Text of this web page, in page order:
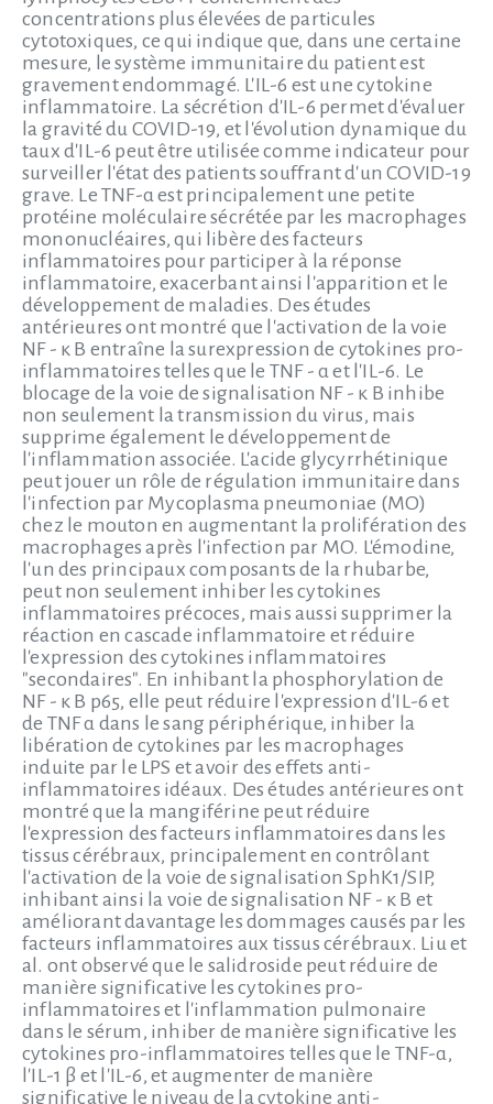
concentrations plus élevées de particules
cytotoxiques, ce qui indique que, dans une certaine
mesure, le système immunitaire du patient est
gravement endommagé. L'IL-6 est une cytokine
inflammatoire. La sécrétion d'IL-6 permet d'évaluer
la gravité du COVID-19, et l'évolution dynamique du
taux d'IL-6 peut être utilisée comme indicateur pour
surveiller l'état des patients souffrant d'un COVID-19
grave. Le TNF-α est principalement une petite
protéine moléculaire sécrétée par les macrophages
mononucléaires, qui libère des facteurs
inflammatoires pour participer à la réponse
inflammatoire, exacerbant ainsi l'apparition et le
développement de maladies. Des études
antérieures ont montré que l'activation de la voie
NF - κ B entraîne la surexpression de cytokines pro-
inflammatoires telles que le TNF - α et l'IL-6. Le
blocage de la voie de signalisation NF - κ B inhibe
non seulement la transmission du virus, mais
supprime également le développement de
l'inflammation associée. L'acide glycyrrhétinique
peut jouer un rôle de régulation immunitaire dans
l'infection par Mycoplasma pneumoniae (MO)
chez le mouton en augmentant la prolifération des
macrophages après l'infection par MO. L'émodine,
l'un des principaux composants de la rhubarbe,
peut non seulement inhiber les cytokines
inflammatoires précoces, mais aussi supprimer la
réaction en cascade inflammatoire et réduire
l'expression des cytokines inflammatoires
"secondaires". En inhibant la phosphorylation de
NF - κ B p65, elle peut réduire l'expression d'IL-6 et
de TNF α dans le sang périphérique, inhiber la
libération de cytokines par les macrophages
induite par le LPS et avoir des effets anti-
inflammatoires idéaux. Des études antérieures ont
montré que la mangiférine peut réduire
l'expression des facteurs inflammatoires dans les
tissus cérébraux, principalement en contrôlant
l'activation de la voie de signalisation SphK1/SIP,
inhibant ainsi la voie de signalisation NF - κ B et
améliorant davantage les dommages causés par les
facteurs inflammatoires aux tissus cérébraux. Liu et
al. ont observé que le salidroside peut réduire de
manière significative les cytokines pro-
inflammatoires et l'inflammation pulmonaire
dans le sérum, inhiber de manière significative les
cytokines pro-inflammatoires telles que le TNF-α,
l'IL-1 β et l'IL-6, et augmenter de manière
significative le niveau de la cytokine anti-